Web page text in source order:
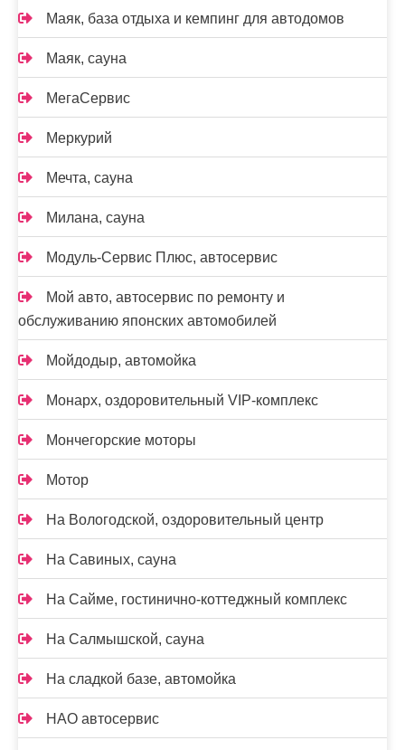
Маяк, база отдыха и кемпинг для автодомов
Маяк, сауна
МегаСервис
Меркурий
Мечта, сауна
Милана, сауна
Модуль-Сервис Плюс, автосервис
Мой авто, автосервис по ремонту и
обслуживанию японских автомобилей
Мойдодыр, автомойка
Монарх, оздоровительный VIP-комплекс
Мончегорские моторы
Мотор
На Вологодской, оздоровительный центр
На Савиных, сауна
На Сайме, гостинично-коттеджный комплекс
На Салмышской, сауна
На сладкой базе, автомойка
НАО автосервис